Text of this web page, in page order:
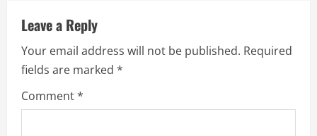
u
e
R
e
Leave a Reply
Your email address will not be published. Required
fields are marked *
Comment*